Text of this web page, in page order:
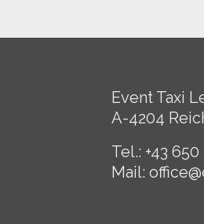
Event Taxi
A-4204
Tel.: +43
Mail: